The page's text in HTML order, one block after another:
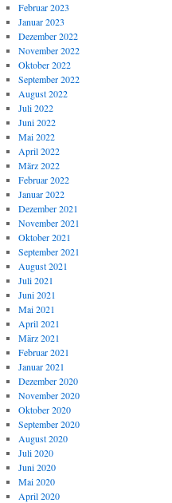
Februar 2023
Januar 2023
Dezember 2022
November 2022
Oktober 2022
September 2022
August 2022
Juli 2022
Juni 2022
Mai 2022
April 2022
März 2022
Februar 2022
Januar 2022
Dezember 2021
November 2021
Oktober 2021
September 2021
August 2021
Juli 2021
Juni 2021
Mai 2021
April 2021
März 2021
Februar 2021
Januar 2021
Dezember 2020
November 2020
Oktober 2020
September 2020
August 2020
Juli 2020
Juni 2020
Mai 2020
April 2020